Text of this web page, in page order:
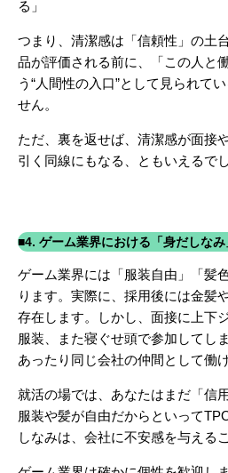
る」
つまり、 清潔感は「信頼性」の土
品が評価される前に、「この人と
う“人間性の入口”として見られて
せん。
ただ、裏を返せば、清潔感が面接
引く同線にもなる、ともいえるでし
■4. ゲーム業界における「身だしな
ゲーム業界には「服装自由」「髪
ります。実際に、採用後には金髪
存在します。しかし、面接に上下
服装、また寝ぐせ頭で参加してし
あったり同じ会社の仲間として働
就活の場では、あなたはまだ「信
服装や髪が自由だからといって
しなみは、会社に不安感を与える